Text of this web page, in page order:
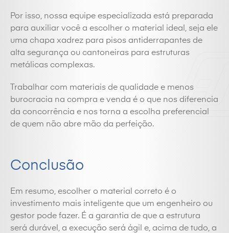
Por isso, nossa equipe especializada está preparada
para auxiliar você a escolher o material ideal, seja ele
uma chapa xadrez para pisos antiderrapantes de
alta segurança ou cantoneiras para estruturas
metálicas complexas.
Trabalhar com materiais de qualidade e menos
burocracia na compra e venda é o que nos diferencia
da concorrência e nos torna a escolha preferencial
de quem não abre mão da perfeição.
Conclusão
Em resumo, escolher o material correto é o
investimento mais inteligente que um engenheiro ou
gestor pode fazer. É a garantia de que a estrutura
será durável, a execução será ágil e, acima de tudo, a